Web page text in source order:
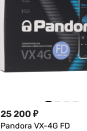
25 200 ₽
Pandora VX-4G FD